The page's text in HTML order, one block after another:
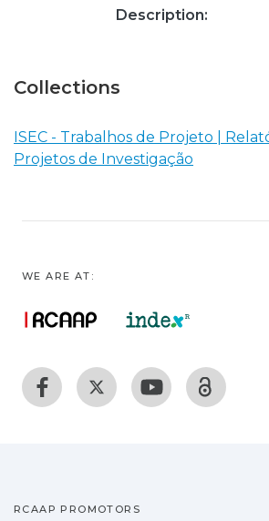
Description:
Collections
ISEC - Trabalhos de Projeto |
Projetos de Investigação
WE ARE AT:
RCAAP PROMOTORS